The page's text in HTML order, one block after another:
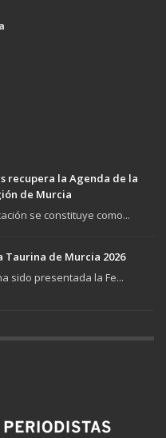
recupera la Agenda de la
de Murcia
se constituye como...
Taurina de Murcia 2026
sido presentada la Fe...